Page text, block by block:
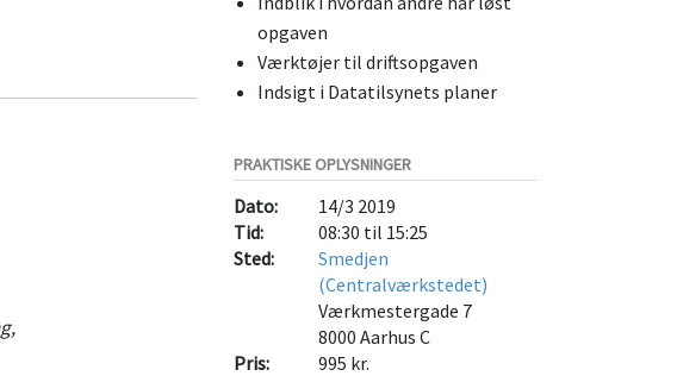
,
opgaven
Værktøjer til driftsopgaven
Indsigt i Datatilsynets planer
PRAKTISKE OPLYSNINGER
Dato:
14/3 2019
Tid:
08:30 til 15:25
Sted:
Smedjen
(Centralværkstedet)
Værkmestergade 7
8000Aarhus C
Pris:
995 kr.